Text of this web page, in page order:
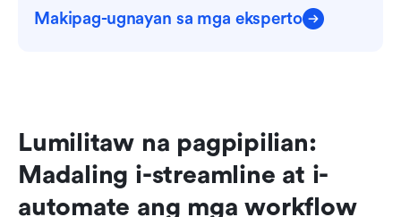
Makipag-ugnayan sa mga eksperto
Lumilitaw na pagpipilian:
Madaling i-streamline at i-
automate ang mga workflow